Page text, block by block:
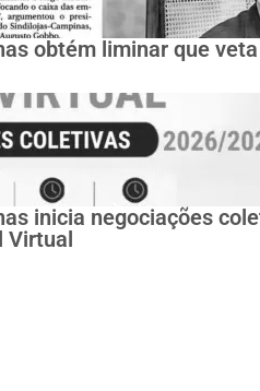
obtém liminar que
inicia negociações
Virtual